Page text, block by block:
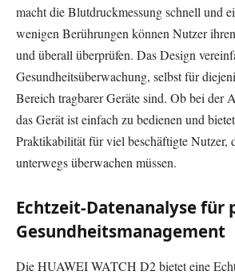
macht die Blutdruckmessung schnell und
wenigen Berührungen können Nutzer
und überall überprüfen. Das Design
Gesundheitsüberwachung, selbst für
Bereich tragbarer Geräte sind. Ob bei der
das Gerät ist einfach zu bedienen und
Praktikabilität für viel beschäftigte Nutzer,
unterwegs überwachen müssen.
Echtzeit-Datenanalyse für
Gesundheitsmanagement
Die HUAWEI WATCH D2 bietet eine